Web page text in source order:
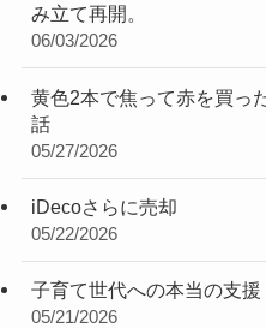
み立て再開。
06/03/2026
黄色2本で焦って赤を買っ
話
05/27/2026
iDecoさらに売却
05/22/2026
子育て世代への本当の支援
05/21/2026